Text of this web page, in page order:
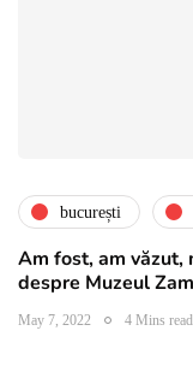
bucurești
Am fost, am văzut,
despre Muzeul
May 7, 2022 4 Mins read